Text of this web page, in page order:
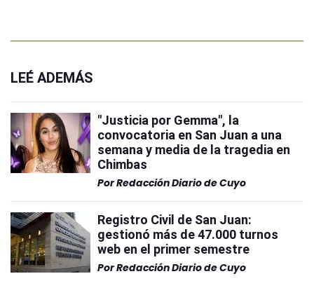
LEÉ ADEMÁS
"Justicia por Gemma", la
convocatoria en San Juan a una
semana y media de la tragedia en
Chimbas
PorRedacción Diario de Cuyo
Registro Civil de San Juan:
gestionó más de 47.000 turnos
web en el primer semestre
PorRedacción Diario de Cuyo